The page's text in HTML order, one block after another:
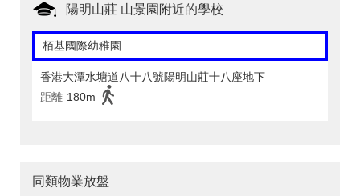
陽明山莊 山景園附近的學校
栢基國際幼稚園
香港大潭水塘道八十八號陽明山莊十八座地下
距離 180m
同類物業放盤